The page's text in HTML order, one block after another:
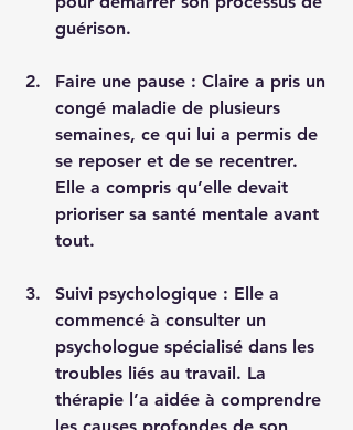
guérison.
Faire une pause : Claire a pris un
congé maladie de plusieurs
semaines, ce qui lui a permis de
se reposer et de se recentrer.
Elle a compris qu’elle devait
prioriser sa santé mentale avant
tout.
Suivi psychologique : Elle a
commencé à consulter un
psychologue spécialisé dans les
troubles liés au travail. La
thérapie l’a aidée à comprendre